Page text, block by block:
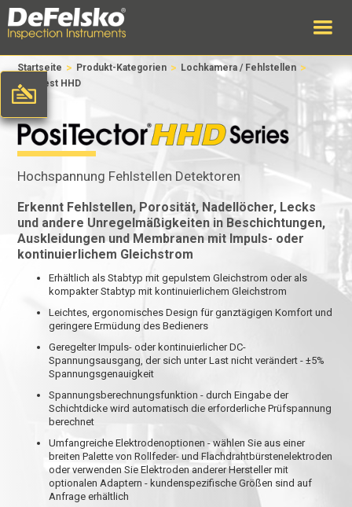
Startseite > Produkt-Kategorien > Lochkamera / Fehlstellen >
PosiTest HHD
Hochspannung Fehlstellen Detektoren
Erkennt Fehlstellen, Porosität, Nadellöcher, Lecks
und andere Unregelmäßigkeiten in Beschichtungen,
Auskleidungen und Membranen mit Impuls- oder
kontinuierlichem Gleichstrom
Erhältlich als Stabtyp mit gepulstem Gleichstrom oder als
kompakter Stabtyp mit kontinuierlichem Gleichstrom
Leichtes, ergonomisches Design für ganztägigen Komfort und
geringere Ermüdung des Bedieners
Geregelter Impuls- oder kontinuierlicher DC-
Spannungsausgang, der sich unter Last nicht verändert - ±5%
Spannungsgenauigkeit
Spannungsberechnungsfunktion - durch Eingabe der
Schichtdicke wird automatisch die erforderliche Prüfspannung
berechnet
Umfangreiche Elektrodenoptionen - wählen Sie aus einer
breiten Palette von Rollfeder- und Flachdrahtbürstenelektroden
oder verwenden Sie Elektroden anderer Hersteller mit
optionalen Adaptern - kundenspezifische Größen sind auf
Anfrage erhältlich